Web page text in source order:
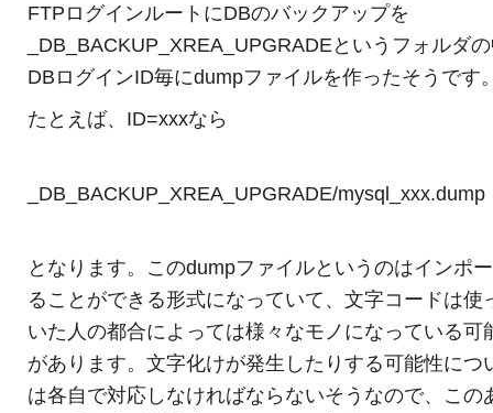
FTPログインルートにDBのバックアップを
_DB_BACKUP_XREA_UPGRADEというフォルダ
DBログインID毎にdumpファイルを作ったそうです
たとえば、ID=xxxなら
_DB_BACKUP_XREA_UPGRADE/mysql_xxx.dump
となります。このdumpファイルというのはインポ
ることができる形式になっていて、文字コードは使
いた人の都合によっては様々なモノになっている可
があります。文字化けが発生したりする可能性につ
は各自で対応しなければならないそうなので、この